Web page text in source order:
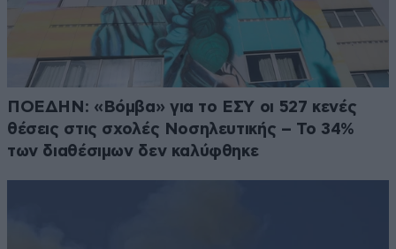
ΠΟΕΔΗΝ: «Βόμβα» για το ΕΣΥ οι 527 κενές
θέσεις στις σχολές Νοσηλευτικής – Το 34%
των διαθέσιμων δεν καλύφθηκε